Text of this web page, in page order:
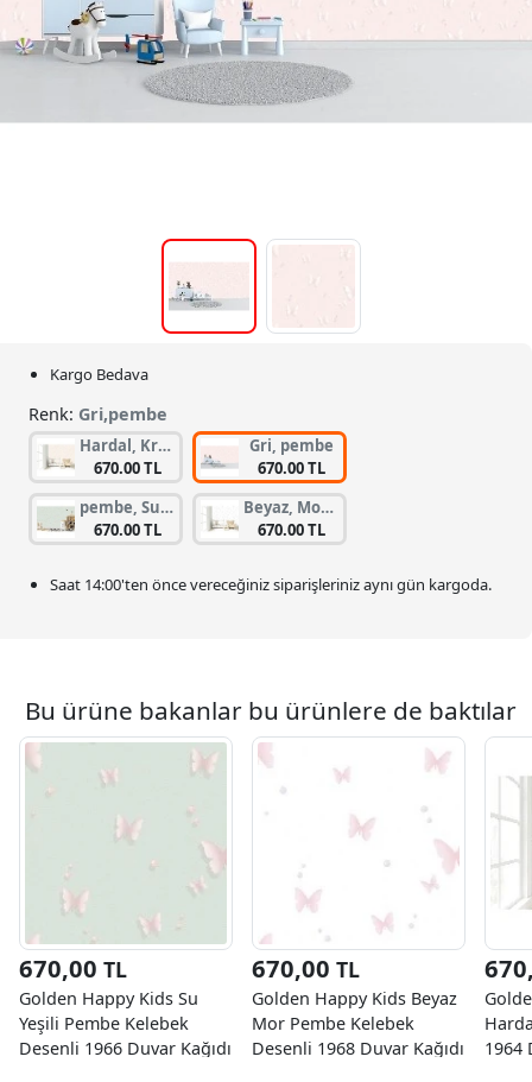
Kargo Bedava
Renk: Gri,pembe
Hardal, Krem
670.00 TL
Gri, pembe
670.00 TL
pembe, Su Yeşili
670.00 TL
Beyaz, Mor, pembe
670.00 TL
Saat 14:00'ten önce vereceğiniz siparişlerinizaynı gün kargoda.
Bu ürüne bakanlar bu ürünlere de baktılar
670,00 TL
Golden Happy Kids Su
Yeşili Pembe Kelebek
Desenli 1966 Duvar Kağıdı
670,00 TL
Golden Happy Kids Beyaz
Mor Pembe Kelebek
Desenli 1968 Duvar Kağıdı
1964